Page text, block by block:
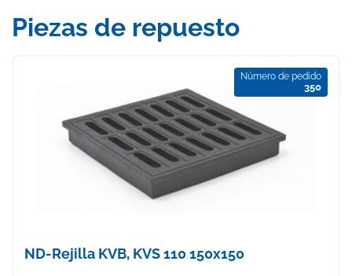
Piezas de repuesto
Número de pedido
350
ND-Rejilla KVB, KVS 110 150x150